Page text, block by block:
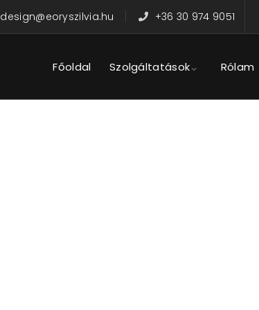
design@eoryszilvia.hu +36 30 974 9051
Főoldal Szolgáltatások Rólam